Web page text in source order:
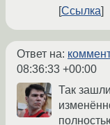
Ссылка
Ответ на:
08:36:33 +00:00
Так